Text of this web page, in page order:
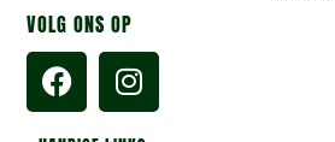
VOLG ONS OP